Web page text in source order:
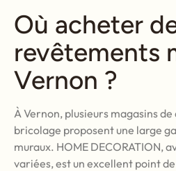
Où acheter
revêtements
Vernon ?
À Vernon, plusieurs magasins
bricolage proposent une large
muraux. HOME DECORATION,
variées, est un excellent point